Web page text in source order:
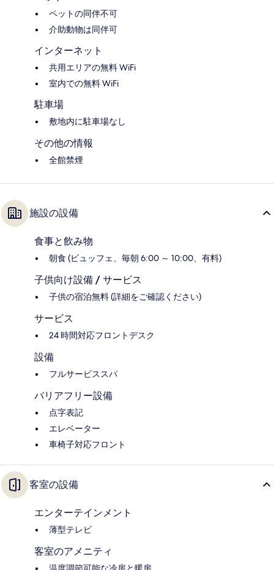
ペットの同伴不可
介助動物は同伴可
インターネット
共用エリアの無料 WiFi
室内での無料 WiFi
駐車場
敷地内に駐車場なし
その他の情報
全館禁煙
施設の設備
食事と飲み物
朝食 (ビュッフェ、毎朝 6:00 ～ 10:00、有料)
子供向け設備 / サービス
子供の宿泊無料 (詳細をご確認ください)
サービス
24 時間対応フロントデスク
設備
フルサービススパ
バリアフリー設備
点字表記
エレベーター
車椅子対応フロント
客室の設備
エンターテインメント
薄型テレビ
客室のアメニティ